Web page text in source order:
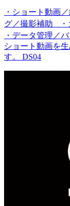
・ショート動画
グ／撮影補助 ・
・データ管理／
ショート動画を
す。 DS04